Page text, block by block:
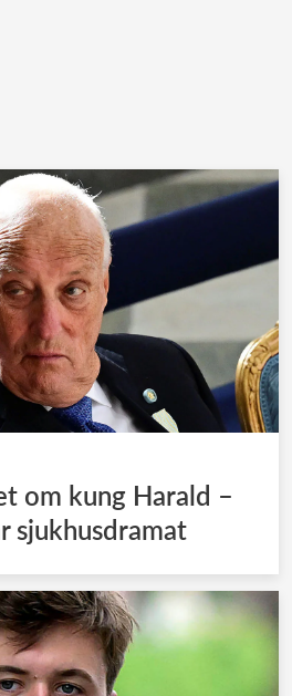
om kung Harald –
sjukhusdramat